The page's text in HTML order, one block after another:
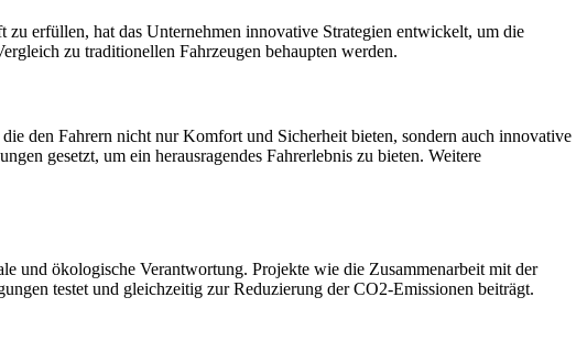
erfüllen, hat das Unternehmen innovative Strategien entwickelt, um die
zu traditionellen Fahrzeugen behaupten werden.
den Fahrern nicht nur Komfort und Sicherheit bieten, sondern auch innovative
gesetzt, um ein herausragendes Fahrerlebnis zu bieten. Weitere
und ökologische Verantwortung. Projekte wie die Zusammenarbeit mit der
testet und gleichzeitig zur Reduzierung der CO2-Emissionen beiträgt.